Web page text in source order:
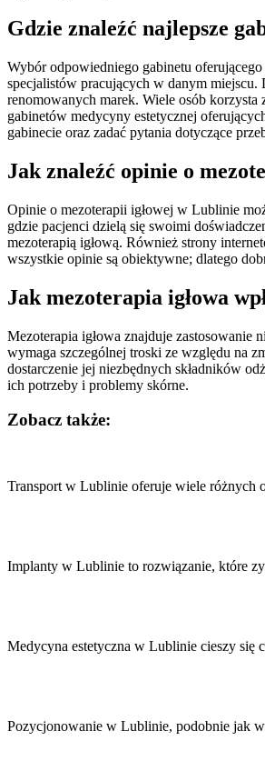
Gdzie znaleźć najlepsze
Wybór odpowiedniego gabinetu
specjalistów pracujących w danym
renomowanych marek. Wiele osób
gabinetów medycyny estetycznej
gabinecie oraz zadać pytania dotyczące
Jak znaleźć opinie o
Opinie o mezoterapii igłowej w Lublinie
gdzie pacjenci dzielą się swoimi
mezoterapią igłową. Również strony
wszystkie opinie są obiektywne; dlatego
Jak mezoterapia igłowa
Mezoterapia igłowa znajduje zastosowanie
wymaga szczególnej troski ze względu na
dostarczenie jej niezbędnych składników
ich potrzeby i problemy skórne.
Zobacz także:
Transport w Lublinie oferuje wiele różnych
Implanty w Lublinie to rozwiązanie, które
Medycyna estetyczna w Lublinie cieszy się
Pozycjonowanie w Lublinie, podobnie jak
wpisu